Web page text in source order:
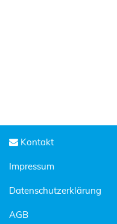
Kontakt
Impressum
Datenschutzerklärung
AGB